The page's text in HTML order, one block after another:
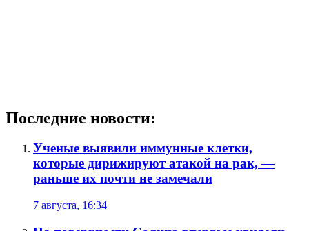
Последние новости:
Ученые выявили иммунные клетки,
которые дирижируют атакой на рак, —
раньше их почти не замечали
7 августа, 16:34